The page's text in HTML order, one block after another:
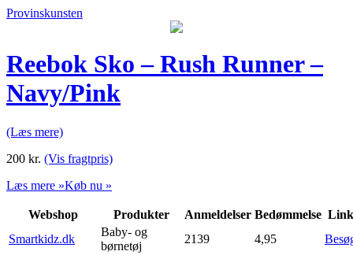
Provinskunsten
Reebok Sko – Rush Runner –
Navy/Pink
(Læs mere)
200 kr. (Vis fragtpris)
Læs mere »Køb nu »
Webshop Produkter Anmeldelser Bedømmelse Link
Smartkidz.dk
Baby- og
børnetøj
2139 4,95